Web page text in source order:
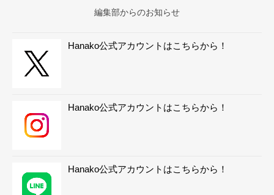
編集部からのお知らせ
Hanako公式アカウントはこちらから！
Hanako公式アカウントはこちらから！
Hanako公式アカウントはこちらから！